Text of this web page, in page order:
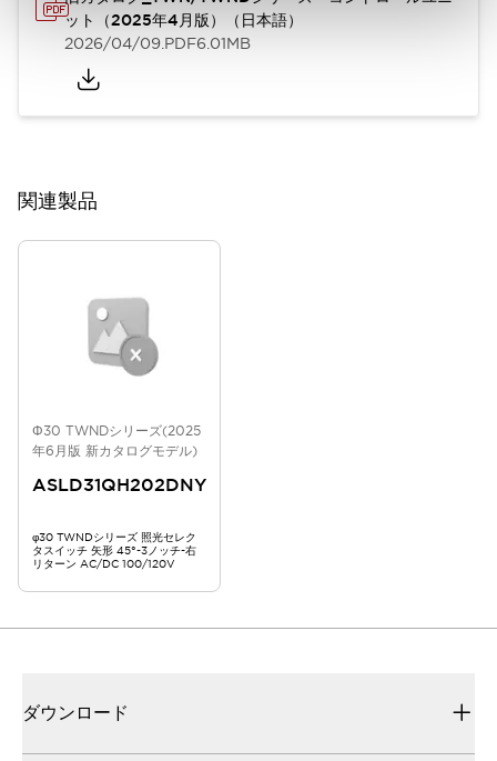
ット（2025年4月版）（日本語）
2026/04/09.PDF6.01MB
関連製品
Φ30 TWNDシリーズ(2025
年6月版 新カタログモデル)
ASLD31QH202DNY
φ30 TWNDシリーズ 照光セレク
タスイッチ 矢形 45°-3ノッチ-右
リターン AC/DC 100/120V
ダウンロード